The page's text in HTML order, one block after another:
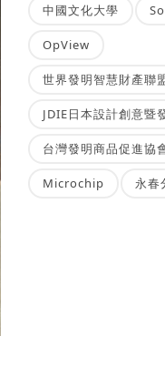
中國文化大學
OpView
世界發明智慧財產聯
JDIE日本設計創意暨
台灣發明商品促進協
Microchip 永春